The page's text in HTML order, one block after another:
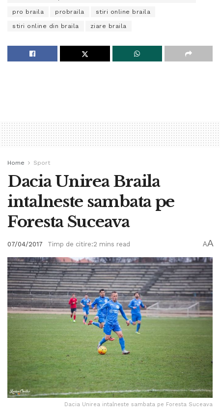
pro braila probraila stiri online braila
stiri online din braila ziare braila
Home Sport
Dacia Unirea Braila
intalneste sambata pe
Foresta Suceava
07/04/2017 Timp de citire:2 mins read AA
Dacia Unirea intalneste sambata pe Foresta Suceava